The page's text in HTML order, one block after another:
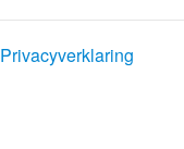
Privacyverklaring